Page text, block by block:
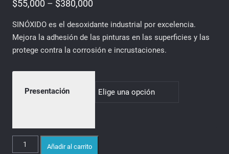
$55,000 – $380,000
$55,000
through
$380,000
SINÓXIDO es el desoxidante industrial por excelencia.
Mejora la adhesión de las pinturas en las superficies y las
protege contra la corrosión e incrustaciones.
Presentación
Desoxidante
Industrial
Añadir al carrito